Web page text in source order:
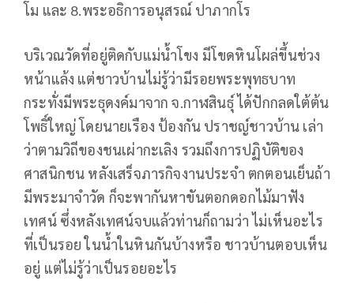
โม และ 8.พระอธิการอนุสรณ์ ปาภากโร
บริเวณวัดที่อยู่ติดกับแม่น้ำโขง มีโขดหินโผล่ขึ้นช่วง
หน้าแล้ง แต่ชาวบ้านไม่รู้ว่ามีรอยพระพุทธบาท
กระทั่งมีพระธุดงค์มาจาก จ.กาฬสินธุ์ ได้ปักกลดใต้ต้น
โพธิ์ใหญ่ โดยนายเรือง ป้องกัน ปราชญ์ชาวบ้าน เล่า
ว่าตามวิถีของชนเผ่ากะเลิง รวมถึงการปฏิบัติของ
ศาสนิกชน หลังเสร็จภารกิจงานประจำ ตกตอนเย็นถ้า
มีพระมาจำวัด ก็จะพากันหาขันตอกดอกไม้มาฟัง
เทศน์ ซึ่งหลังเทศน์จบแล้วท่านก็ถามว่า ไม่เห็นอะไร
ที่เป็นรอย ในน้ำในหินกันบ้างหรือ ชาวบ้านตอบเห็น
อยู่ แต่ไม่รู้ว่าเป็นรอยอะไร